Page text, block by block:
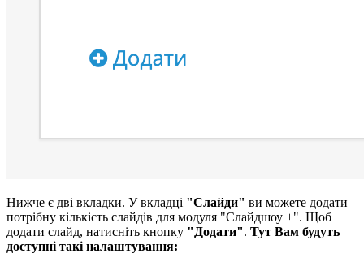
Нижче є дві вкладки. У вкладці "Слайди" ви можете додати
потрібну кількість слайдів для модуля "Слайдшоу +". Щоб
додати слайд, натисніть кнопку "Додати". Тут Вам будуть
доступні такі налаштування: